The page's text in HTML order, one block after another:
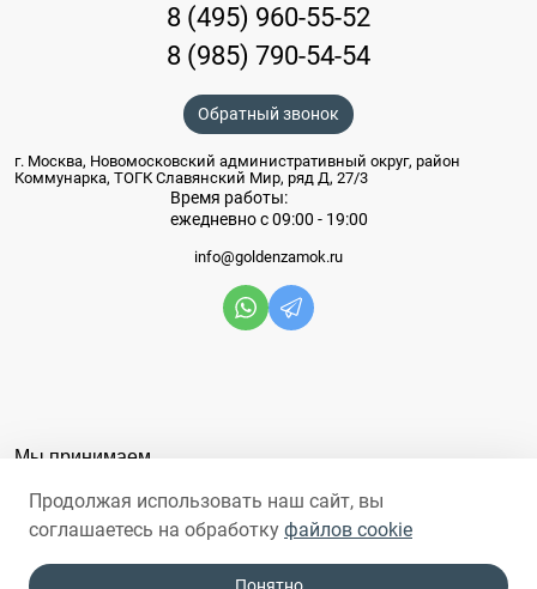
8 (495) 960-55-52
8 (985) 790-54-54
Обратный звонок
г. Москва, Новомосковский административный округ, район
Коммунарка, ТОГК Славянский Мир, ряд Д, 27/3
Время работы:
ежедневно с 09:00 - 19:00
info@goldenzamok.ru
Мы принимаем
Продолжая использовать наш сайт, вы
соглашаетесь на обработку файлов cookie